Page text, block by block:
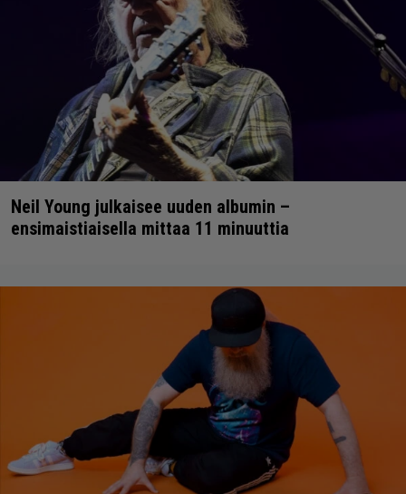
Neil Young julkaisee uuden albumin –
ensimaistiaisella mittaa 11 minuuttia